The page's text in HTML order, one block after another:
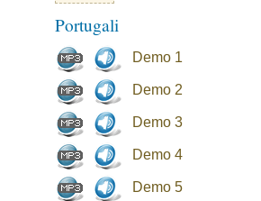
Portugali
Demo 1
Demo 2
Demo 3
Demo 4
Demo 5